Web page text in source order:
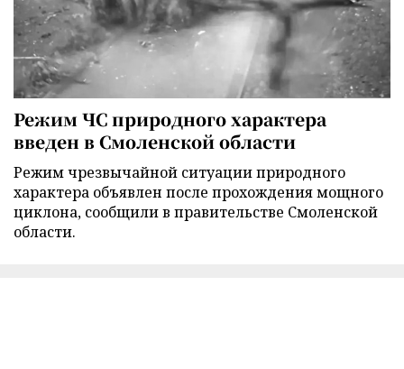
Режим ЧС природного характера
введен в Смоленской области
Режим чрезвычайной ситуации природного
характера объявлен после прохождения мощного
циклона, сообщили в правительстве Смоленской
области.